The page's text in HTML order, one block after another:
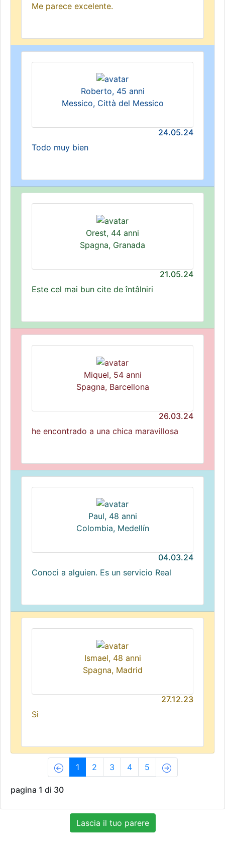
Me parece excelente.
Roberto, 45 anni
Messico, Città del Messico
24.05.24
Todo muy bien
Orest, 44 anni
Spagna, Granada
21.05.24
Este cel mai bun cite de întâlniri
Miquel, 54 anni
Spagna, Barcellona
26.03.24
he encontrado a una chica maravillosa
Paul, 48 anni
Colombia, Medellín
04.03.24
Conoci a alguien. Es un servicio Real
Ismael, 48 anni
Spagna, Madrid
27.12.23
Si
1(current)
2 3 4 5
pagina 1 di 30
Lascia il tuo parere